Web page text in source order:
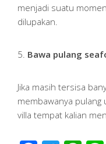
menjadi suatu
dilupakan.
5. Bawa pulang
Jika masih tersisa
membawanya
villa tempat kalian